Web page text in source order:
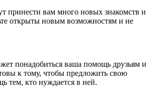
принести вам много новых знакомств и
открыты новым возможностям и не
понадобиться ваша помощь друзьям и
к тому, чтобы предложить свою
тем, кто нуждается в ней.